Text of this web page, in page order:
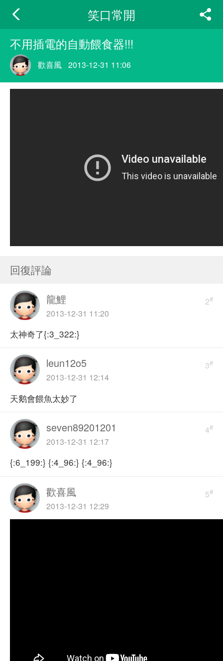
笑口常開
不用插電的自動餵食器!!!
歡喜風 2013-12-31 11:06
回復評論
2#
龍鯉
2013-12-31 11:20
太神奇了{:3_322:}
3#
leun12o5
2013-12-31 12:14
天鹅會餵魚太妙了
4#
seven89201201
2013-12-31 12:17
{:6_199:} {:4_96:} {:4_96:}
5#
歡喜風
2013-12-31 12:29